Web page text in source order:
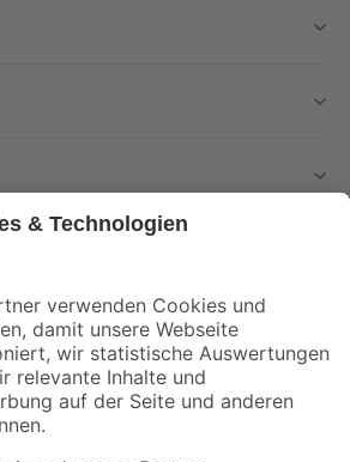
Angebote und Aktionen mehr verpassen!